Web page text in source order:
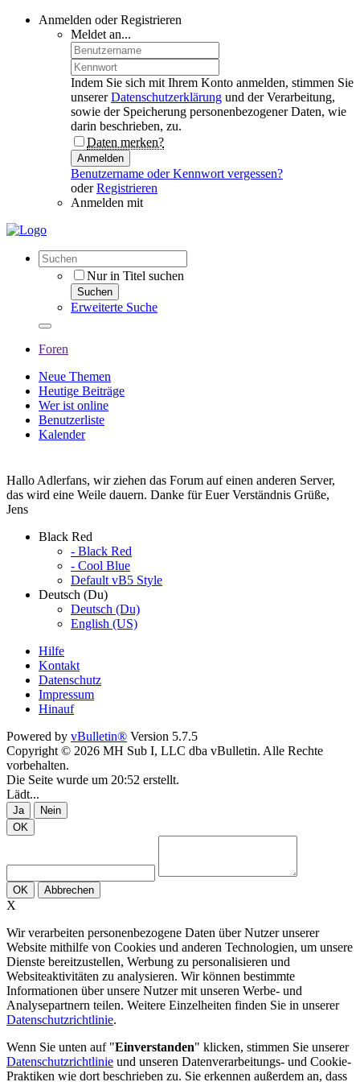
Anmelden oder Registrieren
Meldet an...
Indem Sie sich mit Ihrem Konto anmelden, stimmen Sie
unsererDatenschutzerklärung und der Verarbeitung,
sowie der Speicherung personenbezogener Daten, wie
darin beschrieben, zu.
Daten merken?
Anmelden
Benutzername oder Kennwort vergessen?
oderRegistrieren
Anmelden mit
Nur in Titel suchen
Suchen
Erweiterte Suche
Foren
Neue Themen
Heutige Beiträge
Wer ist online
Benutzerliste
Kalender
Hallo Adlerfans, wir ziehen das Forum auf einen anderen Server,
das wird eine Weile dauern. Danke für Euer Verständnis Grüße,
Jens
Black Red
- Black Red
- Cool Blue
Default vB5 Style
Deutsch (Du)
Deutsch (Du)
English (US)
Hilfe
Kontakt
Datenschutz
Impressum
Hinauf
Powered by vBulletin® Version 5.7.5
Copyright © 2026 MH Sub I, LLC dba vBulletin. Alle Rechte
vorbehalten.
Die Seite wurde um 20:52 erstellt.
Lädt...
Ja
Nein
OK
OK Abbrechen
X
Wir verarbeiten personenbezogene Daten über Nutzer unserer
Website mithilfe von Cookies und anderen Technologien, um unsere
Dienste bereitzustellen, Werbung zu personalisieren und
Websiteaktivitäten zu analysieren. Wir können bestimmte
Informationen über unsere Nutzer mit unseren Werbe- und
Analysepartnern teilen. Weitere Einzelheiten finden Sie in unserer
Datenschutzrichtlinie.
Wenn Sie unten auf "Einverstanden" klicken, stimmen Sie unserer
Datenschutzrichtlinie und unseren Datenverarbeitungs- und Cookie-
Praktiken wie dort beschrieben zu. Sie erkennen außerdem an, dass